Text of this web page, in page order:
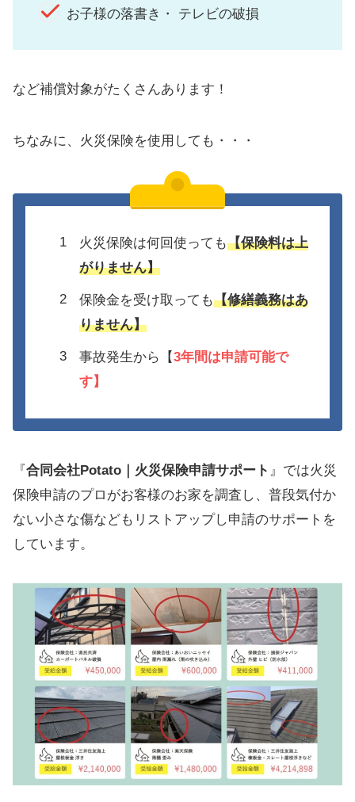
お子様の落書き・ テレビの破損
など補償対象がたくさんあります！
ちなみに、火災保険を使用しても・・・
火災保険は何回使っても【保険料は上
がりません】
保険金を受け取っても【修繕義務はあ
りません】
事故発生から【3年間は申請可能で
す】
『合同会社Potato｜火災保険申請サポート 』では火災
保険申請のプロがお客様のお家を調査し、普段気付か
ない小さな傷などもリストアップし申請のサポートを
しています。